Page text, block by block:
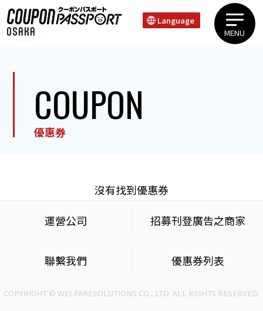
Language
MENU
COUPON
優惠券
沒有找到優惠券
運營公司 招募刊登廣告之商家
聯繫我們 優惠券列表
COPYRIGHT © WELFARESOLUTIONS CO., LTD. ALL RIGHTS RESERVED.